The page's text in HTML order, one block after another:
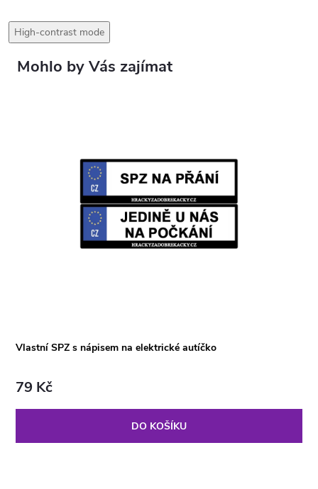
High-contrast mode
Vlastní SPZ s nápisem na elektrické autíčko
79 Kč
DO KOŠÍKU